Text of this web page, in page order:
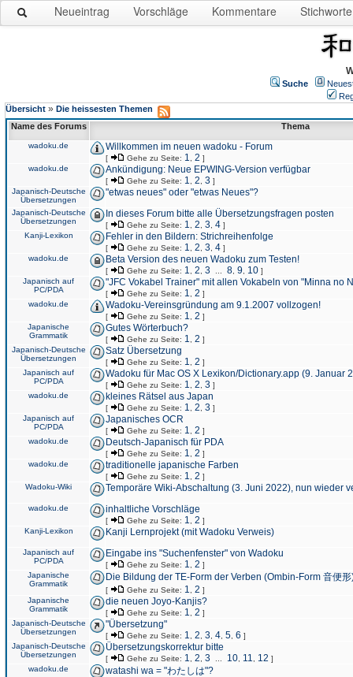
Neueintrag Vorschläge Kommentare Stichworte
Suche
Übersicht » Die heissesten Themen
Name des Forums
Thema
wadoku.de Willkommen im neuen wadoku - Forum
[ Gehe zu Seite: 1 2 ]
wadoku.de
Ankündigung: Neue EPWING-Version verfügbar
[ Gehe zu Seite: 1 2 3 ]
Japanisch-Deutsche
Übersetzungen
"etwas neues" oder "etwas Neues"?
Japanisch-Deutsche
Übersetzungen
In dieses Forum bitte alle Übersetzungsfragen posten
[ Gehe zu Seite: 1 2 3 4 ]
Kanji-Lexikon
Fehler in den Bildern: Strichreihenfolge
[ Gehe zu Seite: 1 2 3 4 ]
wadoku.de
Beta Version des neuen Wadoku zum Testen!
[ Gehe zu Seite: 1 2 3 8 9 10 ]
Japanisch auf
PC/PDA
"JFC Vokabel Trainer" mit allen Vokabeln von "Minna no
[ Gehe zu Seite: 1 2 ]
wadoku.de
Wadoku-Vereinsgründung am 9.1.2007 vollzogen!
[ Gehe zu Seite: 1 2 ]
Japanische
Grammatik
Gutes Wörterbuch?
[ Gehe zu Seite: 1 2 ]
Japanisch-Deutsche
Übersetzungen
Satz Übersetzung
[ Gehe zu Seite: 1 2 ]
Japanisch auf
PC/PDA
Wadoku für Mac OS X Lexikon/Dictionary.app (9. Januar
[ Gehe zu Seite: 1 2 3 ]
wadoku.de
kleines Rätsel aus Japan
[ Gehe zu Seite: 1 2 3 ]
Japanisch auf
PC/PDA
Japanisches OCR
[ Gehe zu Seite: 1 2 ]
wadoku.de
Deutsch-Japanisch für PDA
[ Gehe zu Seite: 1 2 ]
wadoku.de
traditionelle japanische Farben
[ Gehe zu Seite: 1 2 ]
Wadoku-Wiki
Temporäre Wiki-Abschaltung (3. Juni 2022), nun wieder
wadoku.de inhaltliche Vorschläge
[ Gehe zu Seite: 1 2 ]
Kanji-Lexikon
Kanji Lernprojekt (mit Wadoku Verweis)
Japanisch auf
PC/PDA
Eingabe ins "Suchenfenster" von Wadoku
[ Gehe zu Seite: 1 2 ]
Japanische
Grammatik
Die Bildung der TE-Form der Verben (Ombin-Form 音便形
[ Gehe zu Seite: 1 2 ]
Japanische
Grammatik
die neuen Joyo-Kanjis?
[ Gehe zu Seite: 1 2 ]
Japanisch-Deutsche
Übersetzungen
"Übersetzung"
[ Gehe zu Seite: 1 2 3 4 5 6 ]
Japanisch-Deutsche
Übersetzungen
Übersetzungskorrektur bitte
[ Gehe zu Seite: 1 2 3 10 11 12 ]
wadoku.de
watashi wa = "わたしは"?